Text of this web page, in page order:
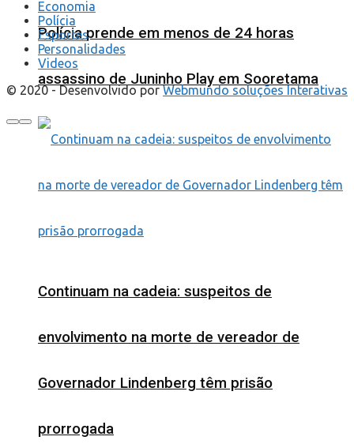
Polícia prende em menos de 24 horas
assassino de Juninho Play em Sooretama
Continuam na cadeia: suspeitos de
envolvimento na morte de vereador de
Governador Lindenberg têm prisão
prorrogada
Economia
Polícia
Esportes
Personalidades
Videos
© 2020 - Desenvolvido porWebmundo soluções Interativas